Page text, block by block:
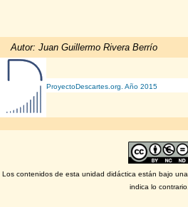
Autor: Juan Guillermo Rivera Berrío
ProyectoDescartes.org. Año 2015
Los contenidos de esta unidad didáctica están bajo una
indica lo contrario.